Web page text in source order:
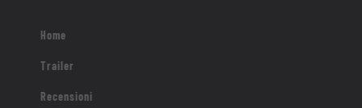
Home
Trailer
Recensioni